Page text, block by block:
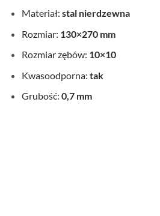
Materiał: stal nierdzewna
Rozmiar: 130×270 mm
Rozmiar zębów: 10×10
Kwasoodporna: tak
Grubość: 0,7 mm